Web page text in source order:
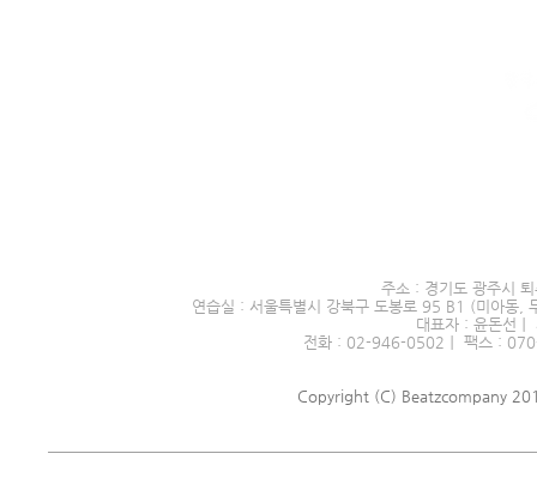
주소 : 경기도 광주시
연습실 : 서울특별시 강북구 도봉로 95 B1 (미아동,
대표자 : 윤돈선
전화 : 02-946-0502｜ 팩스 :
Copyright (C) Beatzcompany